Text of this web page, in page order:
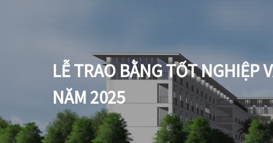
LỄ TRAO BẰNG TỐT NGHIỆP
NĂM 2025